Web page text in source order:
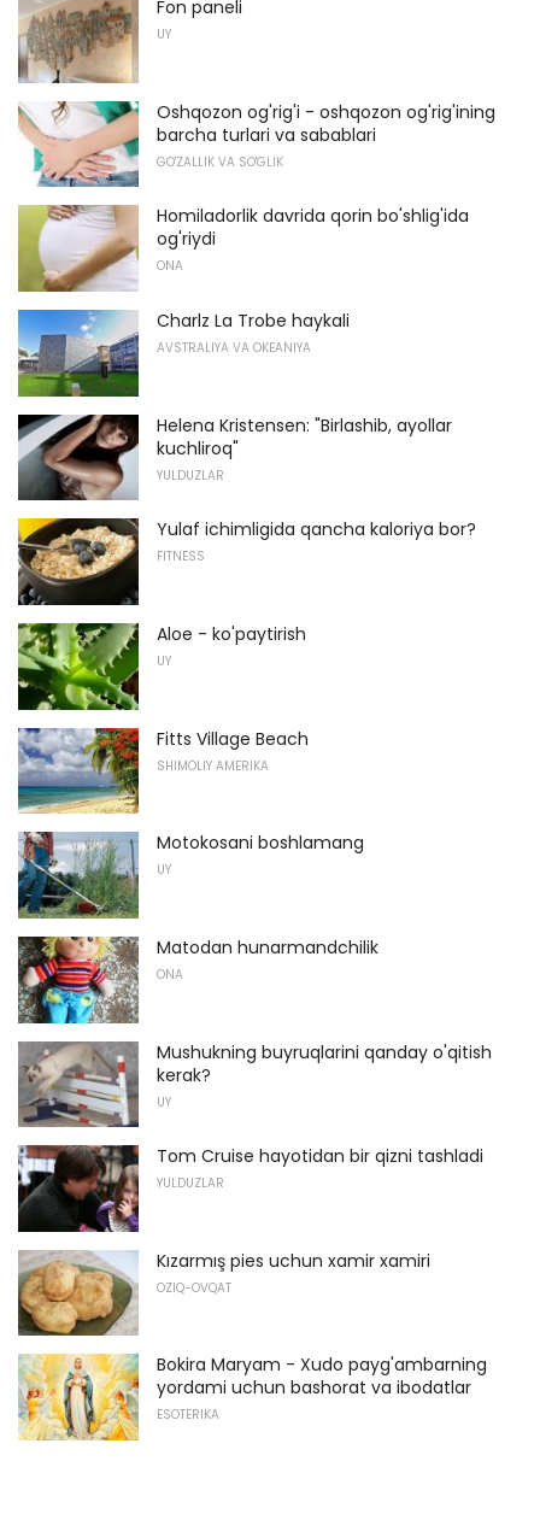
Fon paneli
UY
Oshqozon og'rig'i - oshqozon og'rig'ining
barcha turlari va sabablari
GO'ZALLIK VA SO'GLIK
Homiladorlik davrida qorin bo'shlig'ida
og'riydi
ONA
Charlz La Trobe haykali
AVSTRALIYA VA OKEANIYA
Helena Kristensen: "Birlashib, ayollar
kuchliroq"
YULDUZLAR
Yulaf ichimligida qancha kaloriya bor?
FITNESS
Aloe - ko'paytirish
UY
Fitts Village Beach
SHIMOLIY AMERIKA
Motokosani boshlamang
UY
Matodan hunarmandchilik
ONA
Mushukning buyruqlarini qanday o'qitish
kerak?
UY
Tom Cruise hayotidan bir qizni tashladi
YULDUZLAR
Kızarmış pies uchun xamir xamiri
OZIQ-OVQAT
Bokira Maryam - Xudo payg'ambarning
yordami uchun bashorat va ibodatlar
ESOTERIKA